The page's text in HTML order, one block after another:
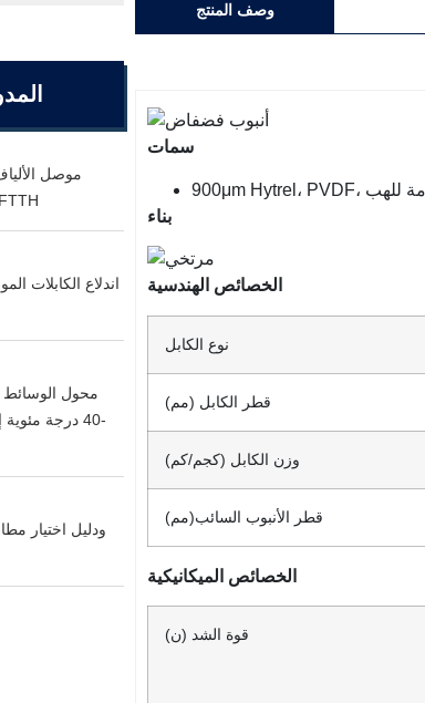
موصل
مقارنة تكلفة التثبيت الميداني FTTH
محول الوسائط
وصف المنتج
سمات
بناء
الخصائص الهندسية
نوع الكابل
قطر الكابل (مم)
وزن الكابل (كجم/كم)
قطر الأنبوب السائب(م
الخصائص الميكانيكية
قوة الشد (ن)